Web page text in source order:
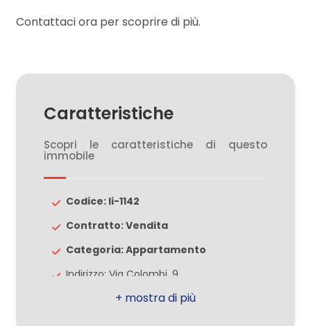
Contattaci ora per scoprire di più.
Caratteristiche
Scopri le caratteristiche di questo
immobile
Codice: li-1142
Contratto: Vendita
Categoria: Appartamento
Indirizzo: Via Colombi, 9
CAP: 20814
5+
Camere
minime